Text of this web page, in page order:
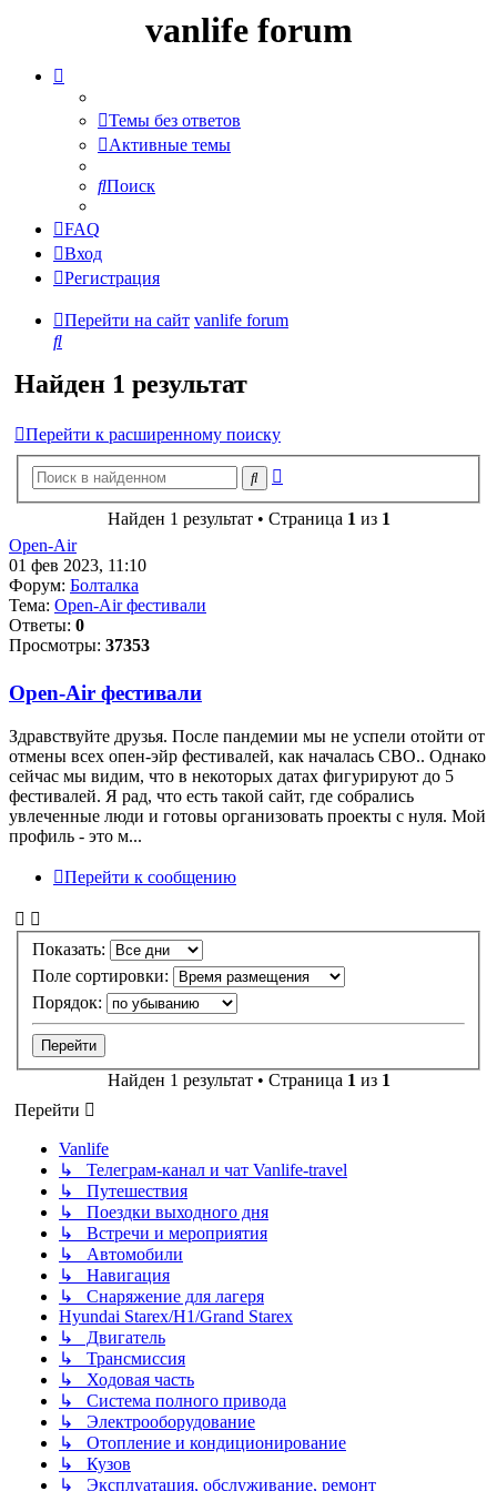
vanlife forum
Темы без ответов
Активные темы
Поиск
FAQ
Вход
Регистрация
Перейти на сайт vanlife forum
Поиск
Найден 1 результат
Перейти к расширенному поиску
Поиск
Найден 1 результат • Страница 1 из 1
Open-Air
01 фев 2023, 11:10
Форум: Болталка
Тема: Open-Air фестивали
Ответы: 0
Просмотры: 37353
Open-Air фестивали
Здравствуйте друзья. После пандемии мы не успели отойти от
отмены всех опен-эйр фестивалей, как началась СВО.. Однако
сейчас мы видим, что в некоторых датах фигурируют до 5
фестивалей. Я рад, что есть такой сайт, где собрались
увлеченные люди и готовы организовать проекты с нуля. Мой
профиль - это м...
Перейти к сообщению
Показать:
Поле сортировки:
Порядок:
Найден 1 результат • Страница 1 из 1
Перейти
Vanlife
↳ Телеграм-канал и чат Vanlife-travel
↳ Путешествия
↳ Поездки выходного дня
↳ Встречи и мероприятия
↳ Автомобили
↳ Навигация
↳ Снаряжение для лагеря
Hyundai Starex/H1/Grand Starex
↳ Двигатель
↳ Трансмиссия
↳ Ходовая часть
↳ Система полного привода
↳ Электрооборудование
↳ Отопление и кондиционирование
↳ Кузов
↳ Эксплуатация, обслуживание, ремонт